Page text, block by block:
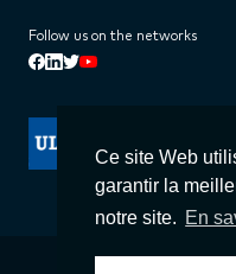
Ce site Web
garantir la
notre site. En
Follow us on the networks
Facebook
Linkedin
Twitter
Youtube
©